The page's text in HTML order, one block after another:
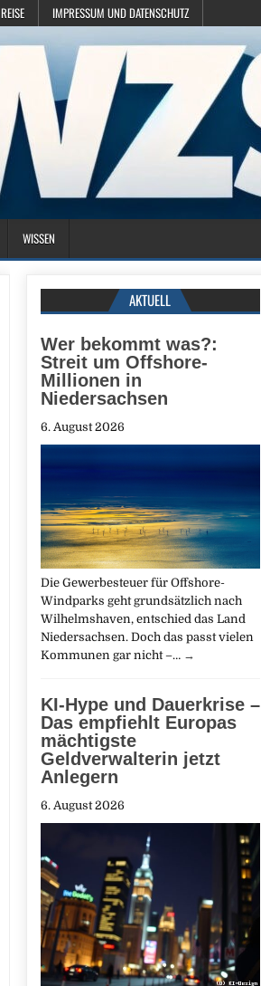
REISE IMPRESSUM UND DATENSCHUTZ
WISSEN
AKTUELL
Wer bekommt was?:
Streit um Offshore-
Millionen in
Niedersachsen
6. August 2026
Die Gewerbesteuer für Offshore-
Windparks geht grundsätzlich nach
Wilhelmshaven, entschied das Land
Niedersachsen. Doch das passt vielen
Kommunen gar nicht –… →
KI-Hype und Dauerkrise –
Das empfiehlt Europas
mächtigste
Geldverwalterin jetzt
Anlegern
6. August 2026